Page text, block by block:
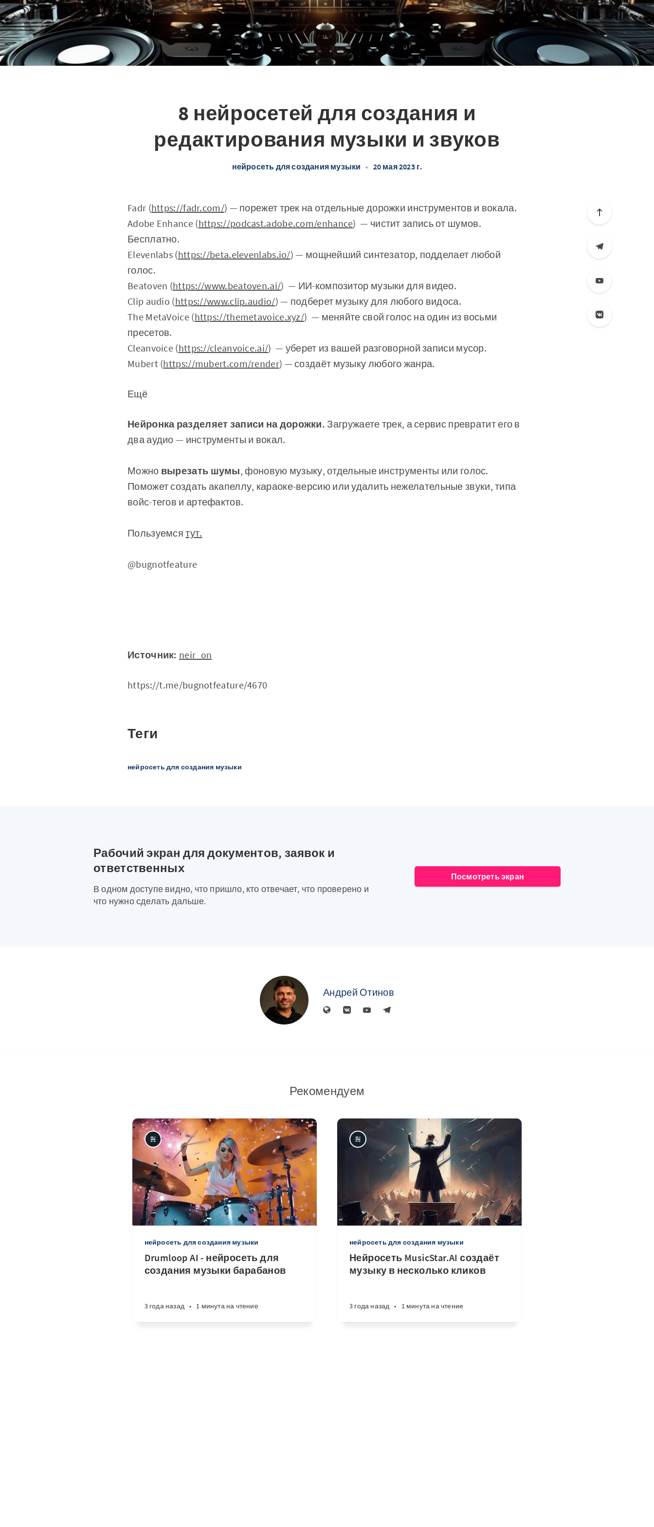
8 нейросетей для создания и
редактирования музыки и звуков
нейросеть для создания музыки • 20 мая 2023 г.
Fadr (https://fadr.com/) — порежет трек на отдельные дорожки инструментов и вокала.
Adobe Enhance (https://podcast.adobe.com/enhance) — чистит запись от шумов.
Бесплатно.
Elevenlabs (https://beta.elevenlabs.io/) — мощнейший синтезатор, подделает любой
голос.
Beatoven (https://www.beatoven.ai/) — ИИ-композитор музыки для видео.
Clip audio (https://www.clip.audio/) — подберет музыку для любого видоса.
The MetaVoice (https://themetavoice.xyz/) — меняйте свой голос на один из восьми
пресетов.
Cleanvoice (https://cleanvoice.ai/) — уберет из вашей разговорной записи мусор.
Mubert (https://mubert.com/render) — создаёт музыку любого жанра.
Ещё
Нейронка разделяет записи на дорожки. Загружаете трек, а сервис превратит его в
два аудио — инструменты и вокал.
Можно вырезать шумы, фоновую музыку, отдельные инструменты или голос.
Поможет создать акапеллу, караоке-версию или удалить нежелательные звуки, типа
войс-тегов и артефактов.
Пользуемсятут.
@bugnotfeature
Источник: neir_on
https://t.me/bugnotfeature/4670
Теги
нейросеть для создания музыки
Рабочий экран для документов, заявок и
ответственных
В одном доступе видно, что пришло, кто отвечает, что проверено и
что нужно сделать дальше.
Посмотреть экран
Андрей Отинов
Рекомендуем
нейросеть для создания музыки
Drumloop AI - нейросеть для
создания музыки барабанов
3 года назад • 1 минута на чтение
нейросеть для создания музыки
Нейросеть MusicStar.AI создаёт
музыку в несколько кликов
3 года назад • 1 минута на чтение